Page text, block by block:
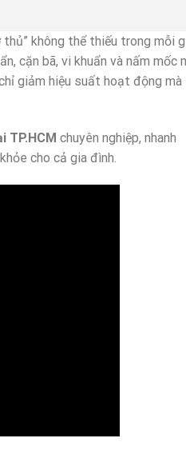
thủ” không thể thiếu trong mỗi
cặn bã, vi khuẩn và nấm mốc
giảm hiệu suất hoạt động mà
TP.HCM chuyên nghiệp, nhanh
cho cả gia đình.